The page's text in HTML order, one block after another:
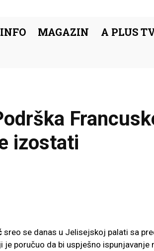
INFO MAGAZIN A PLUS
izostati
sreo se danas u Jelisejskoj palati sa
je poručuo da bi uspješno ispunjavanje